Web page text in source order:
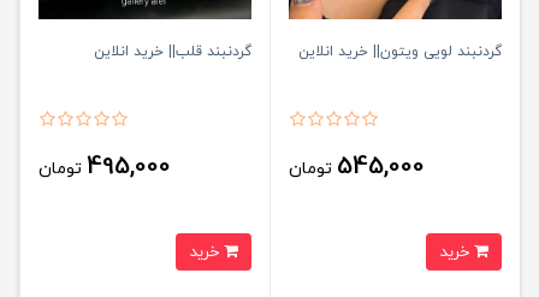
گردنبند لویی ویتون|| خرید انلاین
545,000 تومان
گردنبند قلب|| خرید انلاین
495,000 تومان